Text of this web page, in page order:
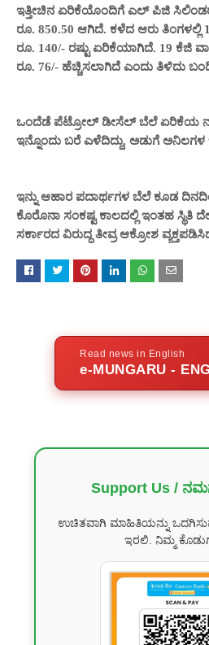
ಇತ್ತೀಚಿನ ಏರಿಕೆಯೊಂದಿಗೆ ಎಲ್‌ ಪಿಜಿ
ರೂ. 850.50 ಆಗಿದೆ. ಕಳೆದ ಆರು
ರೂ. 140/- ರಷ್ಟು ಏರಿಕೆಯಾಗಿದೆ. 19 ಕೆಜಿ
ರೂ. 76/- ಹೆಚ್ಚಿಸಲಾಗಿದೆ ಎಂದು ತಿಳಿದು
ಒಂದೆಡೆ ಪೆಟ್ರೋಲ್ ಡೀಸೆಲ್ ಬೆಲೆ ಏರಿಕೆಯ
ಇನ್ನೊಂದು ಬರೆ ಎಳೆದಿದ್ದು, ಅಡುಗೆ ಅನಿಲಗಳ
ಇನ್ನು ಆಹಾರ ಪದಾರ್ಥಗಳ ಬೆಲೆ ಕೂಡ
ಕೊರೊನಾ ಸಂಕಷ್ಟ ಕಾಲದಲ್ಲಿ ಇಂತಹ ಸ್ಥಿತಿ
ಸರ್ಕಾರದ ವಿರುದ್ಧ ತೀವ್ರ ಆಕ್ರೋಶ
Read news in English
e-MUNGARU -
Support Us /
ಉಚಿತವಾಗಿ ಮಾಹಿತಿಯನ್ನು
ಇರಲಿ. ನಿಮ್ಮ